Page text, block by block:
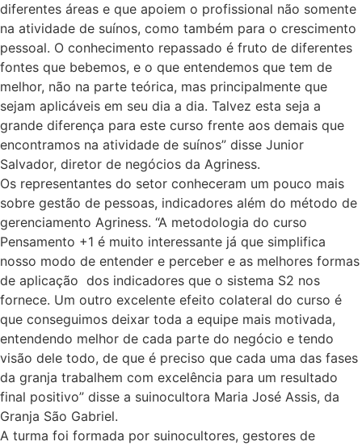
diferentes áreas e que apoiem o profissional não somente
na atividade de suínos, como também para o crescimento
pessoal. O conhecimento repassado é fruto de diferentes
fontes que bebemos, e o que entendemos que tem de
melhor, não na parte teórica, mas principalmente que
sejam aplicáveis em seu dia a dia. Talvez esta seja a
grande diferença para este curso frente aos demais que
encontramos na atividade de suínos” disse Junior
Salvador, diretor de negócios da Agriness.
Os representantes do setor conheceram um pouco mais
sobre gestão de pessoas, indicadores além do método de
gerenciamento Agriness. “A metodologia do curso
Pensamento +1 é muito interessante já que simplifica
nosso modo de entender e perceber e as melhores formas
de aplicação dos indicadores que o sistema S2 nos
fornece. Um outro excelente efeito colateral do curso é
que conseguimos deixar toda a equipe mais motivada,
entendendo melhor de cada parte do negócio e tendo
visão dele todo, de que é preciso que cada uma das fases
da granja trabalhem com excelência para um resultado
final positivo” disse a suinocultora Maria José Assis, da
Granja São Gabriel.
A turma foi formada por suinocultores, gestores de